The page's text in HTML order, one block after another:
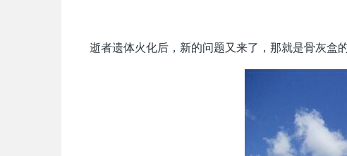
逝者遗体火化后，新的问题又来了，那就是骨灰盒